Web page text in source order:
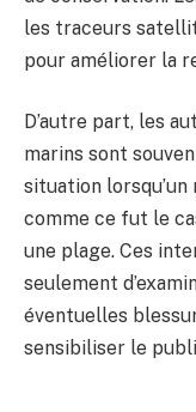
les traceurs
pour améliorer la
D’autre part, les
marins sont
situation
comme ce fut le
une plage. Ces
seulement
éventuelles
sensibiliser le